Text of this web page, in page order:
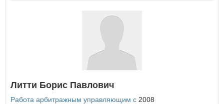
Ханты-Мансийский автономный округ - Югра
Чеченская Республика
Я
Литти Борис Павлович
Работа арбитражным управляющим с 2008